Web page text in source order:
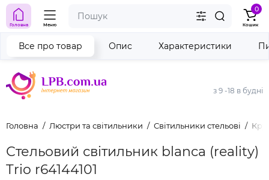
з 9 -18 в будні
Головна Меню
0
Кошик
Головна Люстри та світильники Світильники стельові
Стельовий світильник blanca (reality)
Trio r64144101
Все про товар Опис Характеристики